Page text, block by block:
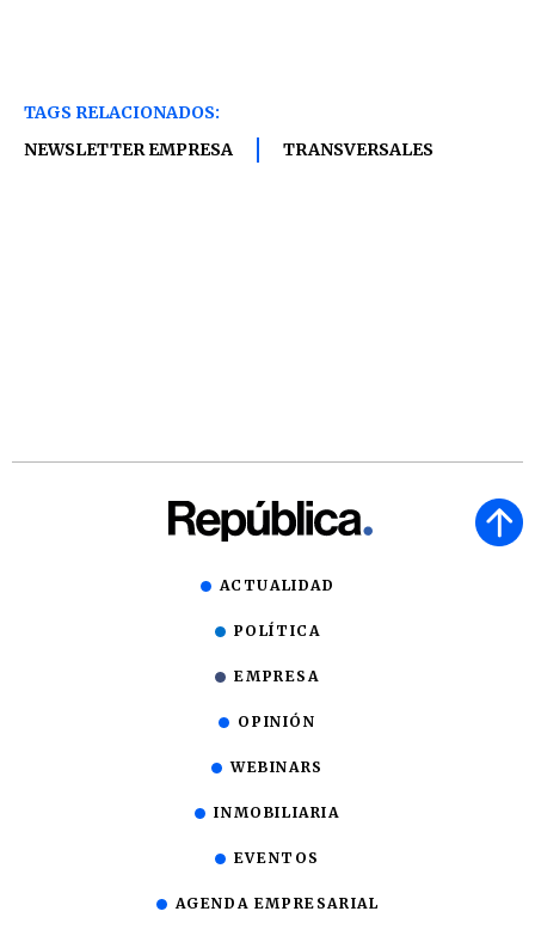
TAGS RELACIONADOS:
NEWSLETTER EMPRESA
TRANSVERSALES
ACTUALIDAD
POLÍTICA
EMPRESA
OPINIÓN
WEBINARS
INMOBILIARIA
EVENTOS
AGENDA EMPRESARIAL